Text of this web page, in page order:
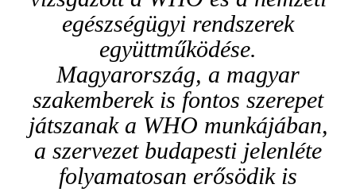
egészségügyi rendszerek
együttműködése.
Magyarország, a magyar
szakemberek is fontos szerepet
játszanak a WHO munkájában,
a szervezet budapesti jelenléte
folyamatosan erősödik is